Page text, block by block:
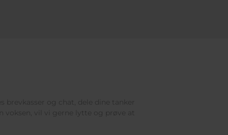
og chat, dele dine tanker
voksen, vil vi gerne lytte og prøve at